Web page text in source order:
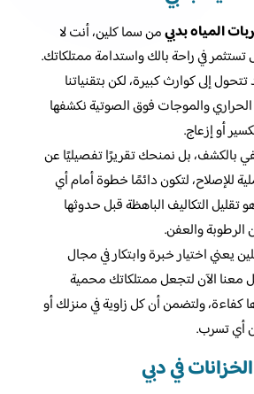
المياه بدبيمن سما كلين، أنت لا
في راحة بالك واستدامة ممتلكاتك.
إلى كوارث كبيرة، لكن بتقنياتنا
والموجات فوق الصوتية نكشفها
أو إزعاج.
بالكشف، بل نمنحك تقريرًا تفصيليًا عن
للإصلاح، لتكون دائمًا خطوة أمام أي
التكاليف الباهظة قبل حدوثها
الرطوبة والعفن.
يعني اختيار خبرة وابتكار في مجال
معنا الآن لتجعل ممتلكاتك محمية
كفاءة، ولتضمن أن كل زاوية في منزلك أو
أي تسرب.
في دبي